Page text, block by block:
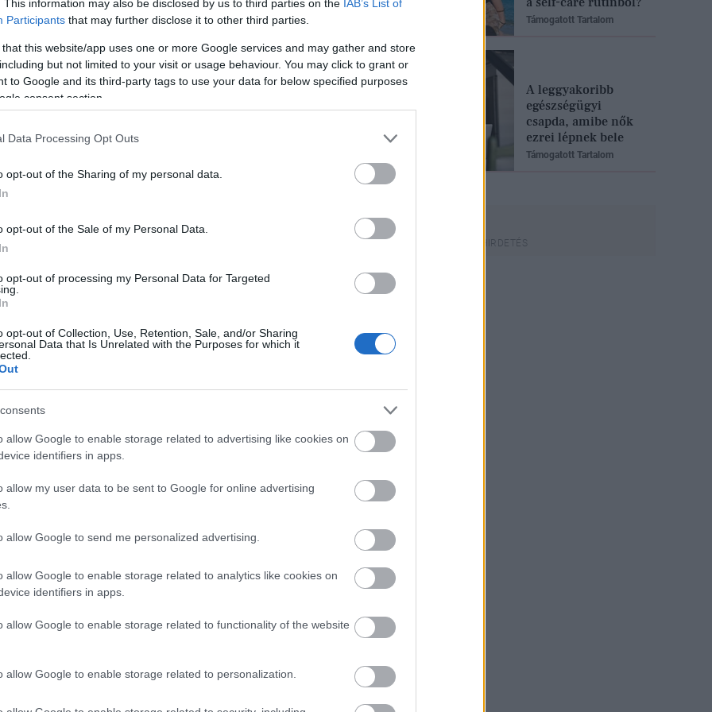
This information may also be disclosed by us to third parties on the IAB’s List of
Participants that may further disclose it to other third parties.
that this website/app uses one or more Google services and may gather and store
but not limited to your visit or usage behaviour. You may click to grant or
to Google and its third-party tags to use your data for below specified purposes
consent section.
Data Processing Opt Outs
opt-out of the Sharing of my personal data.
opt-out of the Sale of my Personal Data.
opt-out of processing my Personal Data for Targeted
opt-out of Collection, Use, Retention, Sale, and/or Sharing
Data that Is Unrelated with the Purposes for which it
allow Google to enable storage related to advertising like cookies on
identifiers in apps.
allow my user data to be sent to Google for online advertising
allow Google to send me personalized advertising.
allow Google to enable storage related to analytics like cookies on
identifiers in apps.
allow Google to enable storage related to functionality of the website
allow Google to enable storage related to personalization.
színésznőnek készült, két évig
és bár később elhagyta a pályát,
karrierjét meghatározta. Nagyon
majd három évvel később
hanem az útkeresés és a
a tervei között. Szerkesztő-
sodorta a kamera elé, amikor egy
a Hunyadi sorozat
a nyilvánosságtól
szól. Visszagondolva felidézi,
óriási fájdalmat jelentett számára.
Támogatott Tartalom
A leggyakoribb
egészségügyi
csapda, amibe nők
ezrei lépnek bele
Támogatott Tartalom